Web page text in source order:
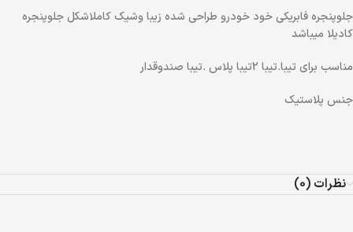
جلوپنجره فابریکی خود خودرو طراحی شده زیبا وشیک کاملاشکل جلوپنجره
کادیلا میباشد
مناسب برای تیبا.تیبا 2تیبا پلاس .تیبا صندوقدار
جنس پلاستیک
نظرات (0)